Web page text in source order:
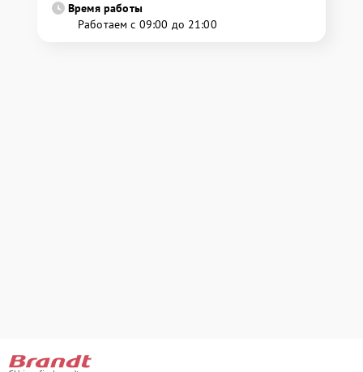
Время работы
Работаем с 09:00 до 21:00